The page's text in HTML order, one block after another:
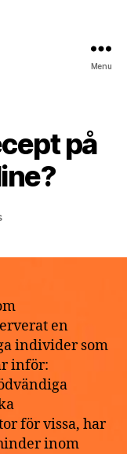
Menu
på
on
recept
på
Imovane
online?
en
individer som
inför:
för vissa, har
inom